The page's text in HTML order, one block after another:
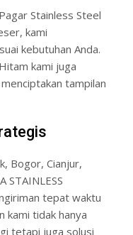
Stainless Steel
kami
kebutuhan Anda.
kami juga
tampilan
Bogor, Cianjur,
STAINLESS
tepat waktu
kami tidak hanya
tetapi juga solusi